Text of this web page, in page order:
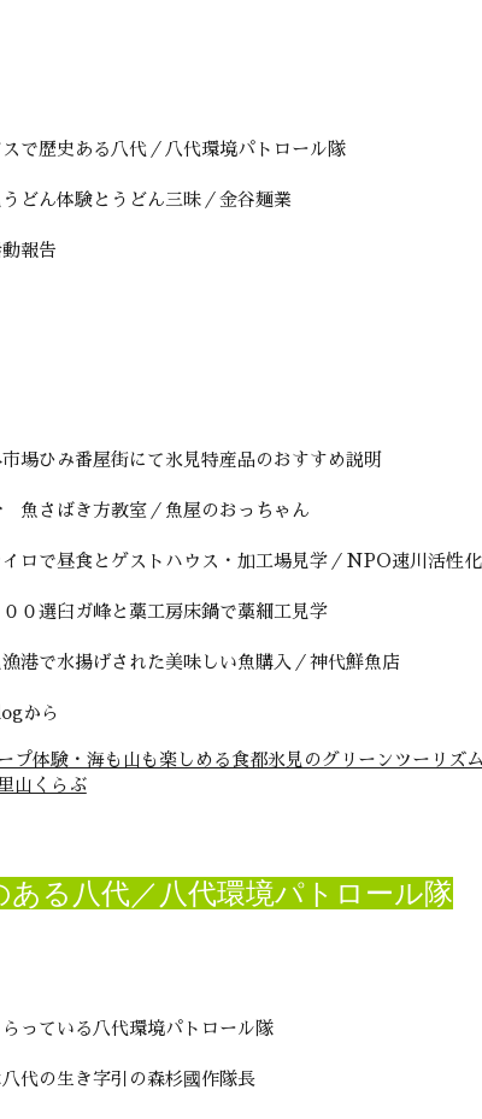
で歴史ある八代／八代環境パトロール隊
どん体験とうどん三昧／金谷麺業
報告
場ひみ番屋街にて氷見特産品のおすすめ説明
魚さばき方教室／魚屋のおっちゃん
ロで昼食とゲストハウス・加工場見学／NPO速川活性
０選臼ガ峰と藁工房床鍋で藁細工見学
港で水揚げされた美味しい魚購入／神代鮮魚店
から
プ体験・海も山も楽しめる食都氷見のグリーンツーリズム
山くらぶ
ある八代／八代環境パトロール隊
っている八代環境パトロール隊
代の生き字引の森杉國作隊長